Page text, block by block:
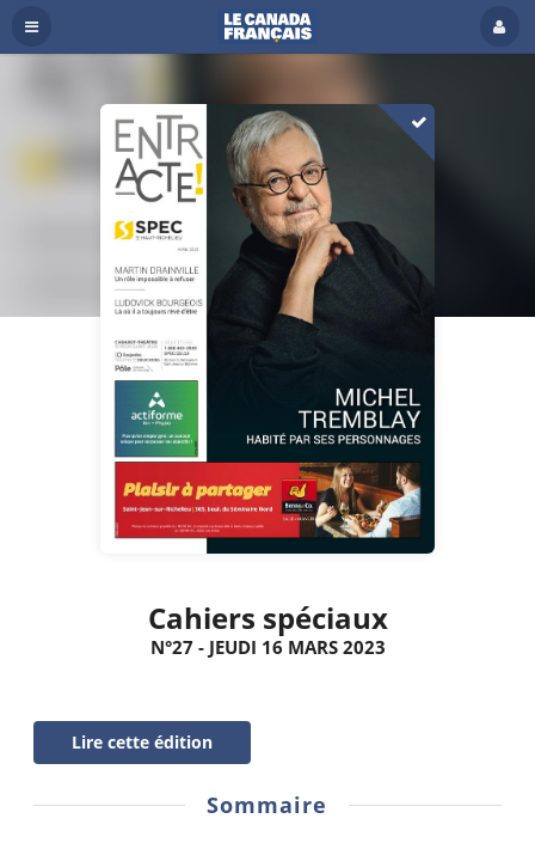
Cahiers spéciaux
N°27 - JEUDI 16 MARS 2023
Lire cette édition
Sommaire